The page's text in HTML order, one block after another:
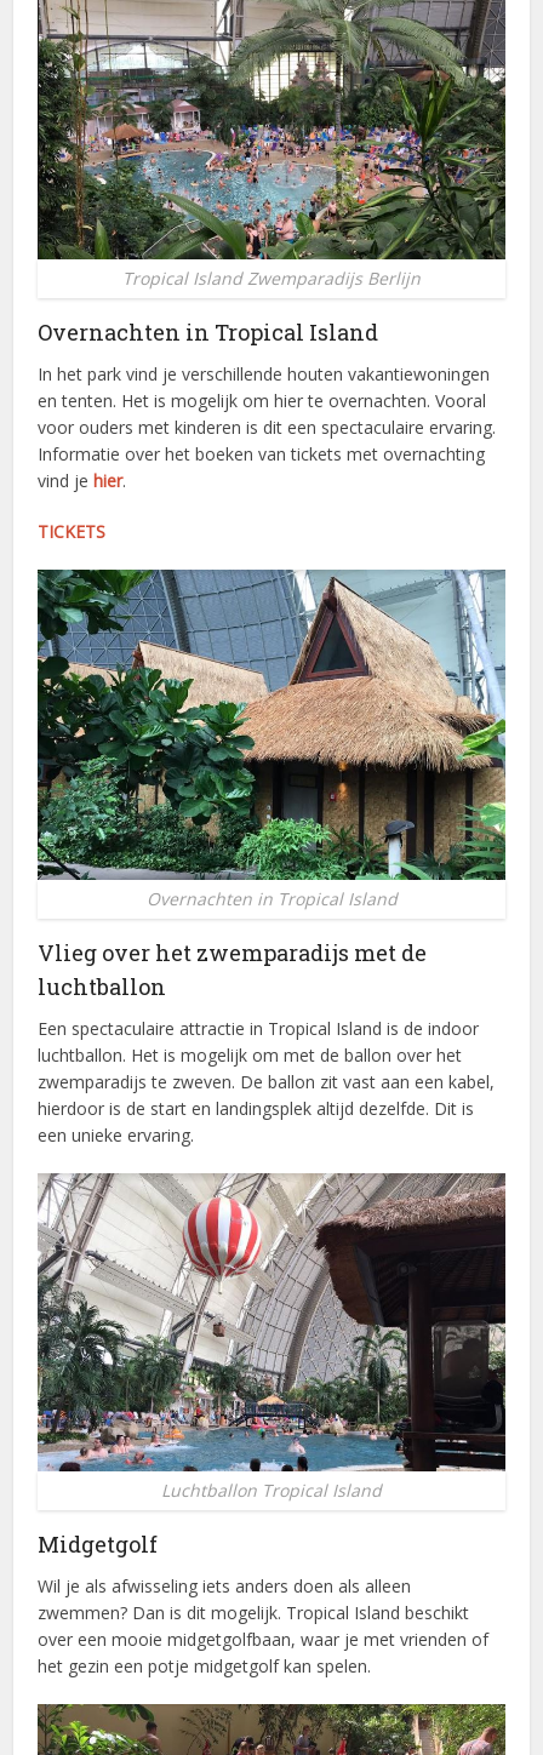
Tropical Island Zwemparadijs Berlijn
Overnachten in Tropical Island
In het park vind je verschillende houten vakantiewoningen
en tenten. Het is mogelijk om hier te overnachten. Vooral
voor ouders met kinderen is dit een spectaculaire ervaring.
Informatie over het boeken van tickets met overnachting
vind je hier.
TICKETS
Overnachten in Tropical Island
Vlieg over het zwemparadijs met de
luchtballon
Een spectaculaire attractie in Tropical Island is de indoor
luchtballon. Het is mogelijk om met de ballon over het
zwemparadijs te zweven. De ballon zit vast aan een kabel,
hierdoor is de start en landingsplek altijd dezelfde. Dit is
een unieke ervaring.
Luchtballon Tropical Island
Midgetgolf
Wil je als afwisseling iets anders doen als alleen
zwemmen? Dan is dit mogelijk. Tropical Island beschikt
over een mooie midgetgolfbaan, waar je met vrienden of
het gezin een potje midgetgolf kan spelen.